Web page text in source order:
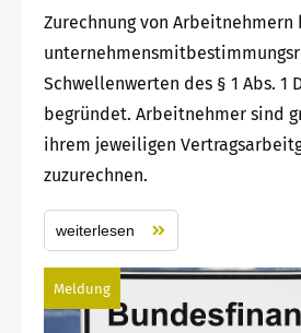
Zurechnung von Arbeitnehmern
Schwellenwerten des § 1 Abs. 1
begründet. Arbeitnehmer sind
ihrem jeweiligen
zuzurechnen.
weiterlesen
Meldung